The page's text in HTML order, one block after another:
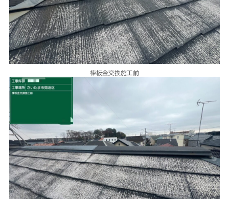
棟板金交換施工前